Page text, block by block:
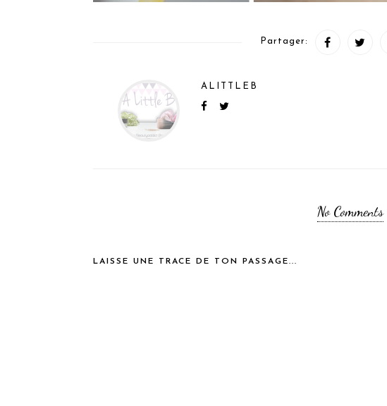
Partager:
ALITTLEB
No Comments
LAISSE UNE TRACE DE TON PASSAGE...